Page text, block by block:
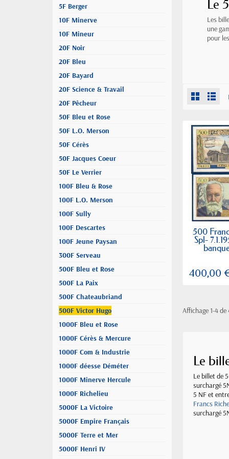
5F Berger
10F Minerve
10F Mineur
20F Noir
20F Bleu
20F Bayard
20F Science & Travail
20F Pêcheur
50F Bleu et Rose
50F L.O. Merson
50F Cérès
50F Jacques Coeur
50F Le Verrier
100F Bleu & Rose
100F L.O. Merson
100F Sully
100F Descartes
100F Jeune Paysan
300F Serveau
500F Bleu et Rose
500F La Paix
500F Chateaubriand
500F Victor Hugo
1000F Bleu et Rose
1000F Cérès & Mercure
1000F Com & Industrie
1000F déesse Déméter
1000F Minerve Hercule
1000F Richelieu
5000F La Victoire
5000F Empire Français
5000F Terre et Mer
5000F Henri IV
Le
Les
une
pour
500
Spl-
400,00
Affichage 1-4
Le
Le billet de
surchargé
5 NF et
Francs
surchargé